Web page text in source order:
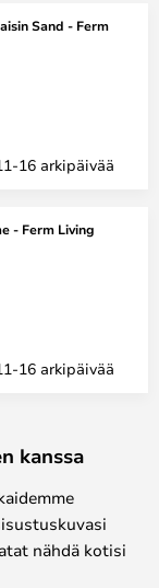
Sand - Ferm
16 arkipäivää
- Ferm Living
16 arkipäivää
kanssa
nähdä kotisi